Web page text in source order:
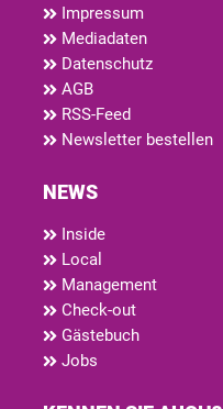
Impressum
Mediadaten
Datenschutz
AGB
RSS-Feed
Newsletter bestellen
NEWS
Inside
Local
Management
Check-out
Gästebuch
Jobs